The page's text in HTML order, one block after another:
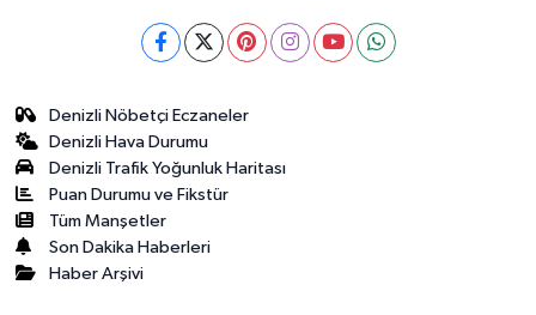
Denizli Nöbetçi Eczaneler
Denizli Hava Durumu
Denizli Trafik Yoğunluk Haritası
Puan Durumu ve Fikstür
Tüm Manşetler
Son Dakika Haberleri
Haber Arşivi